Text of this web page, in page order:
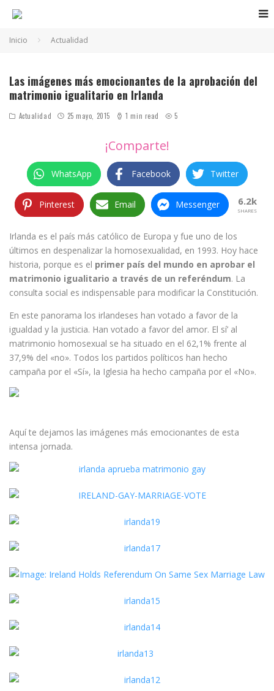
Inicio Actualidad
Las imágenes más emocionantes de la aprobación del
matrimonio igualitario en Irlanda
Actualidad 25 mayo, 2015 1 min read 5
¡Comparte!
WhatsApp Facebook Twitter
Pinterest Email Messenger 6.2k
SHARES
Irlanda es el país más católico de Europa y fue uno de los
últimos en despenalizar la homosexualidad, en 1993. Hoy hace
historia, porque es el primer país del mundo en aprobar el
matrimonio igualitario a través de un referéndum. La
consulta social es indispensable para modificar la Constitución.
En este panorama los irlandeses han votado a favor de la
igualdad y la justicia. Han votado a favor del amor. El sí’ al
matrimonio homosexual se ha situado en el 62,1% frente al
37,9% del «no». Todos los partidos políticos han hecho
campaña por el «Sí», la Iglesia ha hecho campaña por el «No».
Aquí te dejamos las imágenes más emocionantes de esta
intensa jornada.